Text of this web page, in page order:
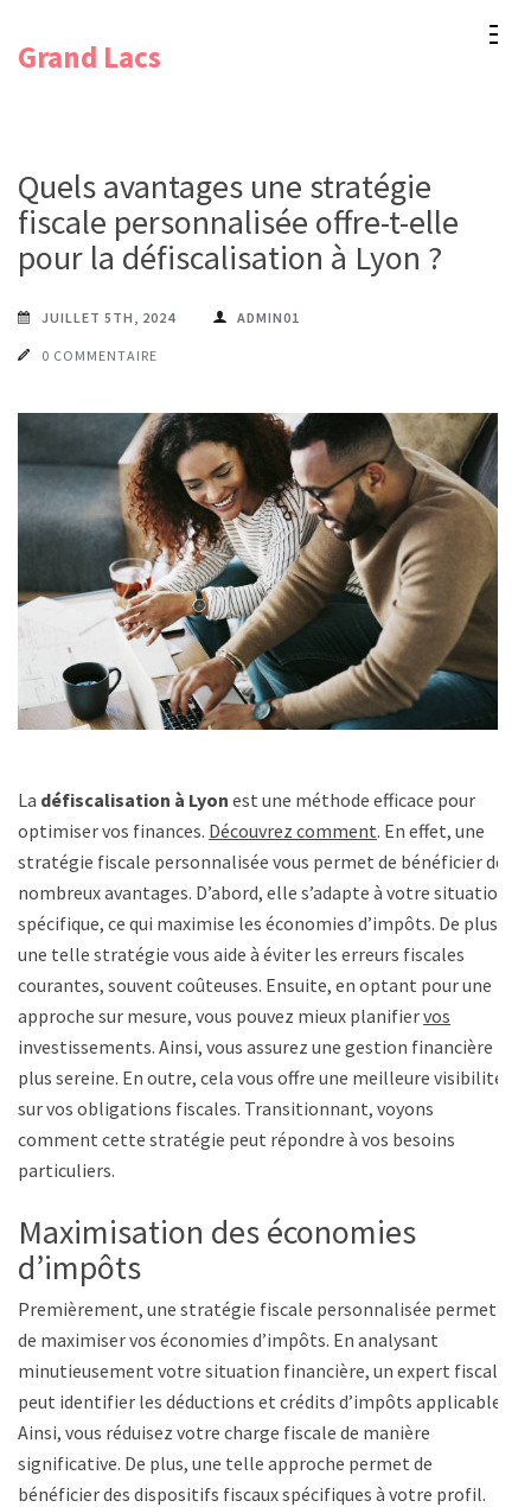
Grand Lacs
Quels avantages une stratégie
fiscale personnalisée offre-t-elle
pour la défiscalisation à Lyon ?
JUILLET 5TH, 2024 ADMIN01
0 COMMENTAIRE
La défiscalisation à Lyon est une méthode efficace pour
optimiser vos finances. Découvrez comment. En effet, une
stratégie fiscale personnalisée vous permet de bénéficier de
nombreux avantages. D’abord, elle s’adapte à votre situation
spécifique, ce qui maximise les économies d’impôts. De plus,
une telle stratégie vous aide à éviter les erreurs fiscales
courantes, souvent coûteuses. Ensuite, en optant pour une
approche sur mesure, vous pouvez mieux planifiervos
investissements. Ainsi, vous assurez une gestion financière
plus sereine. En outre, cela vous offre une meilleure visibilité
sur vos obligations fiscales. Transitionnant, voyons
comment cette stratégie peut répondre à vos besoins
particuliers.
Maximisation des économies
d’impôts
Premièrement, une stratégie fiscale personnalisée permet
de maximiser vos économies d’impôts. En analysant
minutieusement votre situation financière, un expert fiscal
peut identifier les déductions et crédits d’impôts applicables.
Ainsi, vous réduisez votre charge fiscale de manière
significative. De plus, une telle approche permet de
bénéficier des dispositifs fiscaux spécifiques à votre profil.